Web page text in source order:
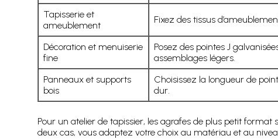
Tapisserie et
ameublement
Fixez des tissus
Décoration et menuiserie
fine
Posez des pointes J
assemblages légers.
Panneaux et supports
bois
Choisissez la longueur de
dur.
Pour un atelier de tapissier, les agrafes de plus petit format
deux cas, vous adaptez votre choix au matériau et au